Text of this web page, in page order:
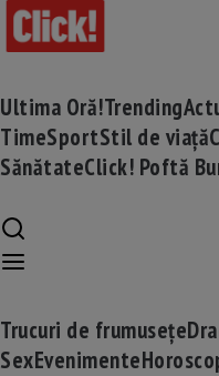
Ultima Oră!Trending
TimeSportStil de viață
SănătateClick! Poftă
Trucuri de frumusețe
SexEvenimente